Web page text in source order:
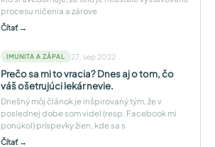
procesu ničenia a zárove
Čítať →
IMUNITA A ZÁPAL 27. sep 2022
Prečo sa mi to vracia? Dnes aj o tom, čo
váš ošetrujúci lekár nevie.
Dnešný môj článok je inšpirovaný tým, že v
poslednej dobe som videl (resp. Facebook mi
ponúkol) príspevky žien, kde sa s
Čítať →